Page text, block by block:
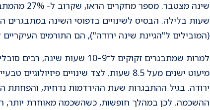
שעות בלילה. הבסיס לשינויים בדפוסי השינה במתבגרים
(המובילים ל"הגיינת שינה ירודה"), הם התורמים העיקריים
מיעוט ישנים מעל 8.5 שעות. לצד שינויים
ירודה. בגיל ההתבגרות שעת ההירדמות נדחית, והפחתת
ההשכמה. לכן במהלך חופשות, כשהשכמה מאוחרת יותר,